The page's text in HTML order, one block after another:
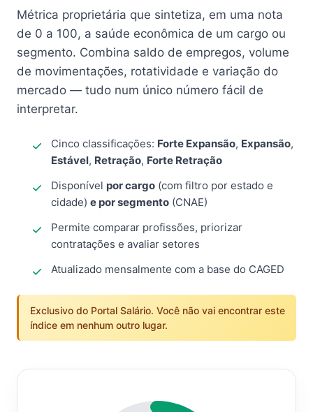
Métrica proprietária que sintetiza, em uma nota
de 0 a 100, a saúde econômica de um cargo ou
segmento. Combina saldo de empregos, volume
de movimentações, rotatividade e variação do
mercado — tudo num único número fácil de
interpretar.
Cinco classificações: Forte Expansão, Expansão,
Estável, Retração, Forte Retração
Disponível por cargo (com filtro por estado e
cidade) e por segmento (CNAE)
Permite comparar profissões, priorizar
contratações e avaliar setores
Atualizado mensalmente com a base do CAGED
Exclusivo do Portal Salário. Você não vai encontrar este
índice em nenhum outro lugar.